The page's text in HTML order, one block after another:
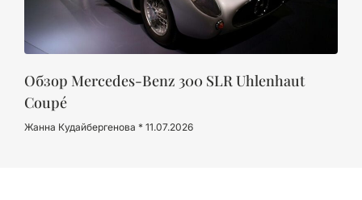
Обзор Mercedes-Benz 300 SLR Uhlenhaut
Coupé
Жанна Кудайбергенова 11.07.2026